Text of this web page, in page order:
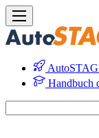
Handbuch